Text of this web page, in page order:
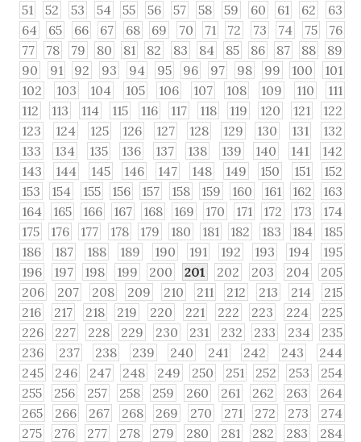
51
52 53 54 55 56 57 58 59 60 61 62
63
64
65 66 67 68 69 70 71 72 73 74 75
76
77
78 79 80 81 82 83 84 85 86 87 88
89
90
91 92 93 94 95 96 97 98 99 100
101
102
103 104 105 106 107 108 109 110
111
112
113 114 115 116 117 118 119 120 121
122
123
124 125 126 127 128 129 130 131
132
133
134 135 136 137 138 139 140 141
142
143
144 145 146 147 148 149 150 151
152
153
154 155 156 157 158 159 160 161 162
163
164
165 166 167 168 169 170 171 172 173
174
175
176 177 178 179 180 181 182 183 184
185
186
187 188 189 190 191 192 193 194
195
196
197 198 199 200 201 202 203 204
205
206
207 208 209 210 211 212 213 214
215
216
217 218 219 220 221 222 223 224
225
226
227 228 229 230 231 232 233 234
235
236
237 238 239 240 241 242 243
244
245
246 247 248 249 250 251 252 253
254
255
256 257 258 259 260 261 262 263
264
265
266 267 268 269 270 271 272 273
274
275
276 277 278 279 280 281 282 283
284